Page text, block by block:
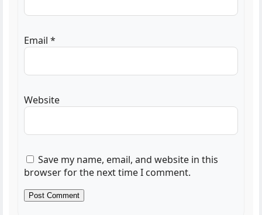
Email *
Website
Save my name, email, and website in this
browser for the next time I comment.